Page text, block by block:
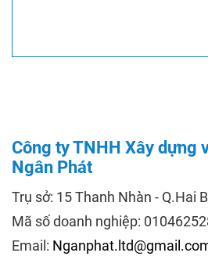
Công ty TNHH Xây dựng
Ngân Phát
Trụ sở: 15 Thanh Nhàn - Q.Hai
Mã số doanh nghiệp:
Email: